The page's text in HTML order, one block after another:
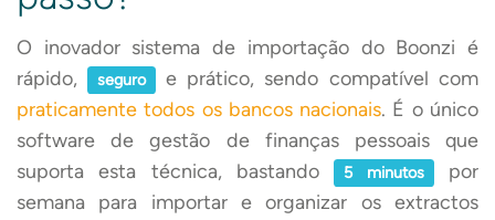
O inovador sistema de importação do Boonzi é
rápido,
seguro
e prático, sendo compatível com
praticamente todos os bancos nacionais. É o único
software de gestão de finanças pessoais que
suporta esta técnica, bastando
5 minutos
por
semana para importar e organizar os extractos